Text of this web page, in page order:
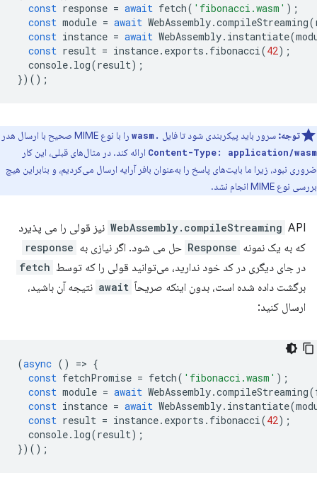
const response = await fetch( 'fibonacci.wasm' );
const module = await WebAssembly.compileStreaming(
const instance = await WebAssembly. instantiate(
const result = instance. exports . fibonacci(42);
console. log(result);
})();
توجه: سرور باید پیکربندی شود تا فایل .wasm را با نوع MIME صحیح با ارسال هدر
Content-Type: application/wasm ارائه کند. در مثال‌های قبلی، این کار
ضروری نبود، زیرا ما بایت‌های پاسخ را به‌عنوان بافر آرایه ارسال می‌کردیم، و بنابراین هیچ
بررسی نوع MIME انجام نشد.
WebAssembly.compileStreaming API نیز قولی را می پذیرد
که به یک نمونه Response حل می شود. اگر نیازی به response
در جای دیگری در کد خود ندارید، می‌توانید قولی را که توسط fetch
برگشت داده شده است، بدون اینکه صریحاً await نتیجه آن باشید،
ارسال کنید:
(async () => {
const fetchPromise = fetch( 'fibonacci.wasm' );
const module = await WebAssembly.compileStreaming(
const instance = await WebAssembly. instantiate(
const result = instance. exports . fibonacci(42);
console. log(result);
})();